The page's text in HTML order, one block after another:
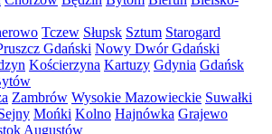
Tczew Słupsk Sztum Starogard
Gdański Nowy Dwór Gdański
Kościerzyna Kartuzy Gdynia Gdańsk
Zambrów Wysokie Mazowieckie Suwałki
Mońki Kolno Hajnówka Grajewo
Augustów